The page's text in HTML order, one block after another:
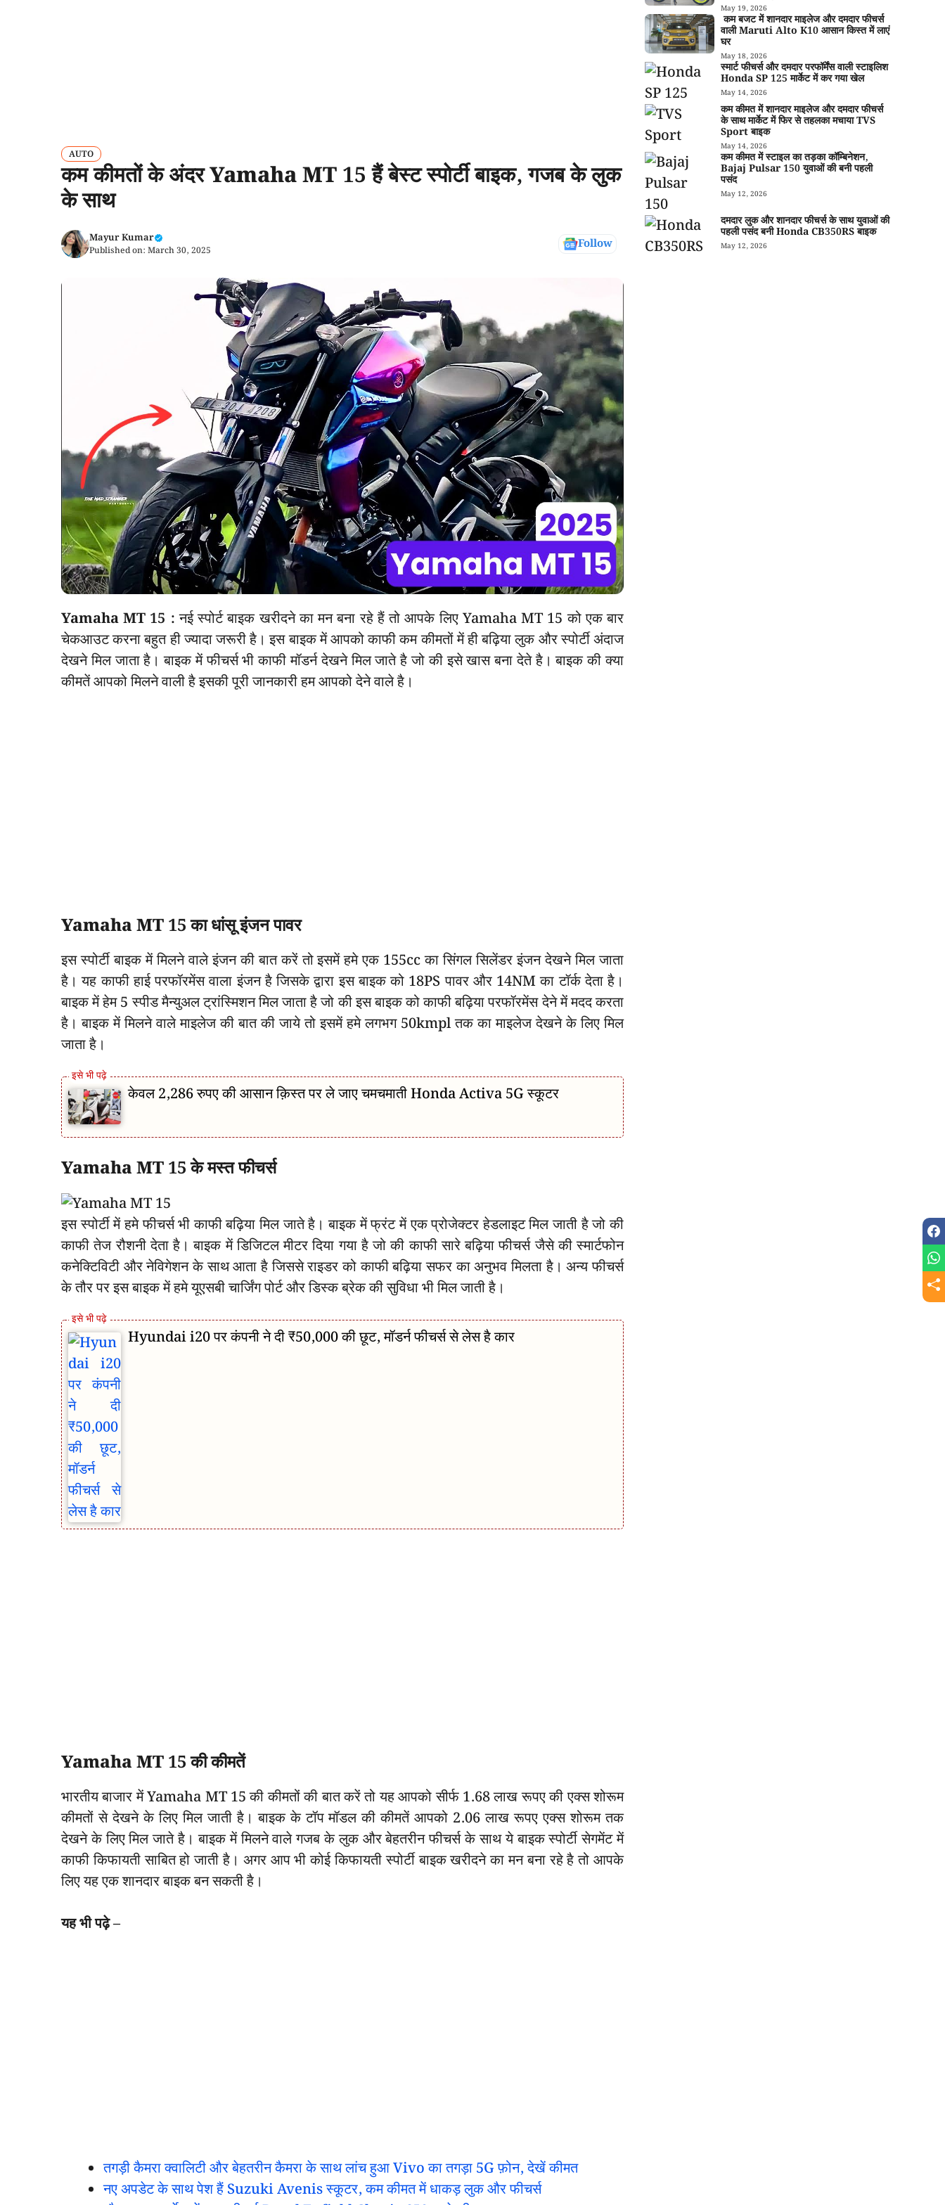
AUTO
कम कीमतों के अंदर Yamaha MT 15 हैं बेस्ट स्पोर्टी बाइक, गजब के लुक
के साथ
Mayur Kumar
Published on: March 30, 2025 Follow
Yamaha MT 15 :नई स्पोर्ट बाइक खरीदने का मन बना रहे हैं तो आपके लिए Yamaha MT 15 को एक बार
चेकआउट करना बहुत ही ज्यादा जरूरी है। इस बाइक में आपको काफी कम कीमतों में ही बढ़िया लुक और स्पोर्टी अंदाज
देखने मिल जाता है। बाइक में फीचर्स भी काफी मॉडर्न देखने मिल जाते है जो की इसे खास बना देते है। बाइक की क्या
कीमतें आपको मिलने वाली है इसकी पूरी जानकारी हम आपको देने वाले है।
Yamaha MT 15 का धांसू इंजन पावर
इस स्पोर्टी बाइक में मिलने वाले इंजन की बात करें तो इसमें हमे एक 155cc का सिंगल सिलेंडर इंजन देखने मिल जाता
है। यह काफी हाई परफॉरमेंस वाला इंजन है जिसके द्वारा इस बाइक को 18PS पावर और 14NM का टॉर्क देता है।
बाइक में हेम 5 स्पीड मैन्युअल ट्रांस्मिशन मिल जाता है जो की इस बाइक को काफी बढ़िया परफॉरमेंस देने में मदद करता
है। बाइक में मिलने वाले माइलेज की बात की जाये तो इसमें हमे लगभग 50kmpl तक का माइलेज देखने के लिए मिल
जाता है।
केवल 2,286 रुपए की आसान क़िस्त पर ले जाए चमचमाती Honda Activa 5G स्कूटर
Yamaha MT 15 के मस्त फीचर्स
इस स्पोर्टी में हमे फीचर्स भी काफी बढ़िया मिल जाते है। बाइक में फ्रंट में एक प्रोजेक्टर हेडलाइट मिल जाती है जो की
काफी तेज रौशनी देता है। बाइक में डिजिटल मीटर दिया गया है जो की काफी सारे बढ़िया फीचर्स जैसे की स्मार्टफोन
कनेक्टिविटी और नेविगेशन के साथ आता है जिससे राइडर को काफी बढ़िया सफर का अनुभव मिलता है। अन्य फीचर्स
के तौर पर इस बाइक में हमे यूएसबी चार्जिंग पोर्ट और डिस्क ब्रेक की सुविधा भी मिल जाती है।
Hyundai i20 पर कंपनी ने दी ₹50,000 की छूट, मॉडर्न फीचर्स से लेस है कार
Yamaha MT 15 की कीमतें
भारतीय बाजार में Yamaha MT 15 की कीमतों की बात करें तो यह आपको सीर्फ 1.68 लाख रूपए की एक्स शोरूम
कीमतों से देखने के लिए मिल जाती है। बाइक के टॉप मॉडल की कीमतें आपको 2.06 लाख रूपए एक्स शोरूम तक
देखने के लिए मिल जाते है। बाइक में मिलने वाले गजब के लुक और बेहतरीन फीचर्स के साथ ये बाइक स्पोर्टी सेगमेंट में
काफी किफायती साबित हो जाती है। अगर आप भी कोई किफायती स्पोर्टी बाइक खरीदने का मन बना रहे है तो आपके
लिए यह एक शानदार बाइक बन सकती है।
यह भी पढ़े –
तगड़ी कैमरा क्वालिटी और बेहतरीन कैमरा के साथ लांच हुआ Vivo का तगड़ा 5G फ़ोन, देखें कीमत
नए अपडेट के साथ पेश हैं Suzuki Avenis स्कूटर, कम कीमत में धाकड़ लुक और फीचर्स
May 19, 2026
कम बजट में शानदार माइलेज और दमदार फीचर्स
वाली Maruti Alto K10 आसान किस्त में लाएं
घर
May 18, 2026
स्मार्ट फीचर्स और दमदार परफॉर्मेंस वाली स्टाइलिश
Honda SP 125 मार्केट में कर गया खेल
May 14, 2026
कम कीमत में शानदार माइलेज और दमदार फीचर्स
के साथ मार्केट में फिर से तहलका मचाया TVS
Sport बाइक
May 14, 2026
कम कीमत में स्टाइल का तड़का कॉम्बिनेशन,
Bajaj Pulsar 150 युवाओं की बनी पहली
पसंद
May 12, 2026
दमदार लुक और शानदार फीचर्स के साथ युवाओं की
पहली पसंद बनी Honda CB350RS बाइक
May 12, 2026